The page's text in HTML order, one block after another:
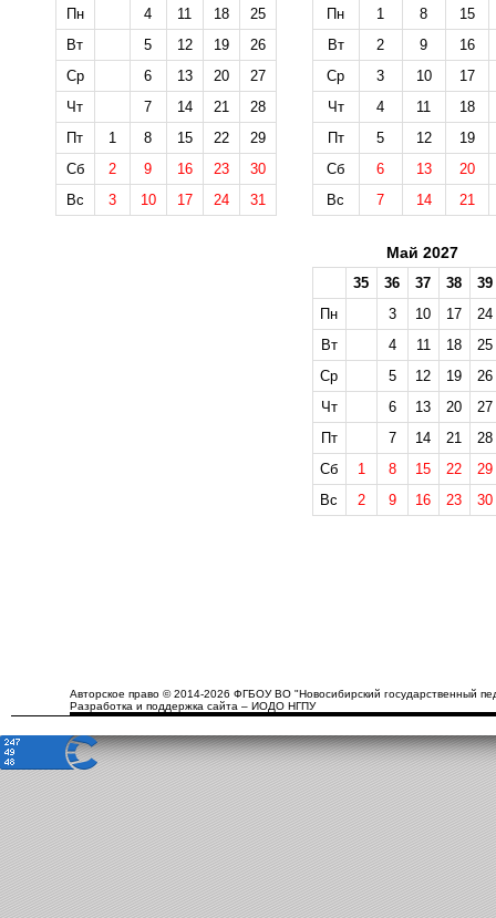
Пн
4 11 18
25
Вт
5 12 19
26
Ср
6 13 20
27
Чт
7 14 21
28
Пт
1 8 15 22
29
Сб
2 9 16 23
30
Вс
3 10 17 24 31
Пн
1 8
15
Вт
2 9
16
Ср
3 10
17
Чт
4 11
18
Пт
5 12
19
Сб
6 13
20
Вс
7 14 21
Май 2027
35 36 37 38
39
Пн
3 10 17
24
Вт
4 11 18
25
Ср
5 12 19
26
Чт
6 13 20
27
Пт
7 14 21
28
Сб
1 8 15 22
29
Вс
2 9 16 23 30
Авторское право © 2014-2026 ФГБОУ ВО "Новосибирский государственный
Разработка и поддержка сайта – ИОДО НГПУ